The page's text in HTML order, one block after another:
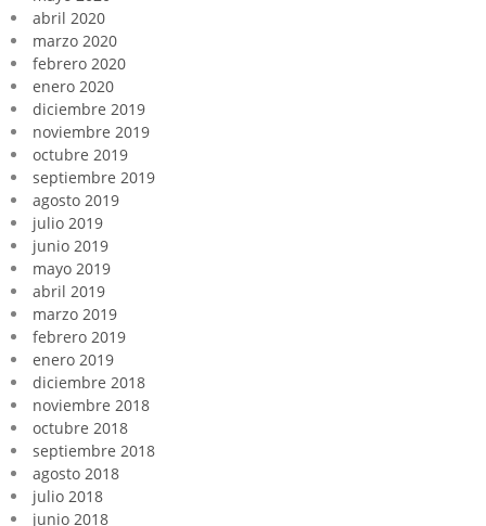
abril 2020
marzo 2020
febrero 2020
enero 2020
diciembre 2019
noviembre 2019
octubre 2019
septiembre 2019
agosto 2019
julio 2019
junio 2019
mayo 2019
abril 2019
marzo 2019
febrero 2019
enero 2019
diciembre 2018
noviembre 2018
octubre 2018
septiembre 2018
agosto 2018
julio 2018
junio 2018